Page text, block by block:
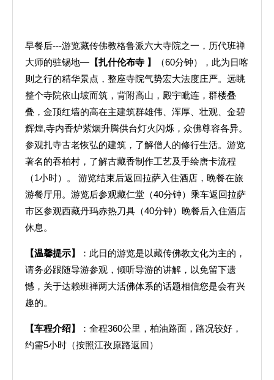
早餐后---游览藏传佛教格鲁派六大寺院之一，历代班禅
大师的驻锡地— 【扎什伦布寺 】
（60分钟），此为日喀
则之行的精华景点，整座寺院气势宏大法度庄严。远眺
整个寺院依山坡而筑，背附高山，殿宇毗连，群楼叠
叠，金顶红墙的高在主建筑群雄伟、浑厚、壮观、金碧
辉煌,寺内香炉紫烟升腾供台灯火闪烁，众佛尊容各异。
参观扎寺古老恢弘的建筑，了解僧人的修行生活。游览
著名的吞柏村，了解古藏香制作工艺及手绘唐卡流程
（1小时）。 游览结束后返回拉萨入住酒店，晚餐在旅
游餐厅用。游览后参观藏仁堂（40分钟）乘车返回拉萨
市区参观西藏丹玛赤热刀具（40分钟）晚餐后入住酒店
休息。
【温馨提示】
：此日的游览是以藏传佛教文化为主的，
请务必跟随导游参观，倾听导游的讲解，以免留下遗
憾，关于达赖班禅两大活佛体系的话题相信您是会有兴
趣的。
【车程介绍】
：全程360公里，柏油路面，路况较好，
约需5小时（按照江孜原路返回）